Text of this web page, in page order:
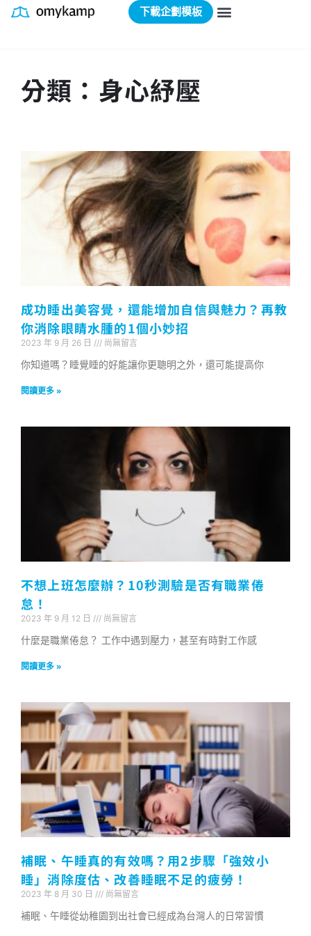
下載企劃模板
分類：身心紓壓
成功睡出美容覺，還能增加自信與魅力？再教
你消除眼睛水腫的1個小妙招
2023 年 9 月 26 日 尚無留言
你知道嗎？睡覺睡的好能讓你更聰明之外，還可能提高你
閱讀更多 »
不想上班怎麼辦？10秒測驗是否有職業倦
怠！
2023 年 9 月 12 日 尚無留言
什麼是職業倦怠？ 工作中遇到壓力，甚至有時對工作感
閱讀更多 »
補眠、午睡真的有效嗎？用2步驟「強效小
睡」消除度估、改善睡眠不足的疲勞！
2023 年 8 月 30 日 尚無留言
補眠、午睡從幼稚園到出社會已經成為台灣人的日常習慣